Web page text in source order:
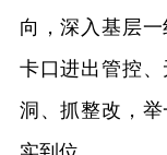
向，深入基层
卡口进出管控
洞、抓整改，